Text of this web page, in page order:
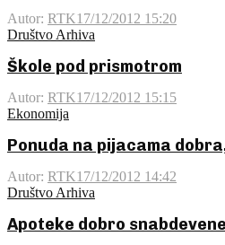
Autor: RTK17/12/2012 15:20
Društvo Arhiva
Škole pod prismotrom
Autor: RTK17/12/2012 15:15
Ekonomija
Ponuda na pijacama
Autor: RTK17/12/2012 14:42
Društvo Arhiva
Apoteke dobro snabdevene